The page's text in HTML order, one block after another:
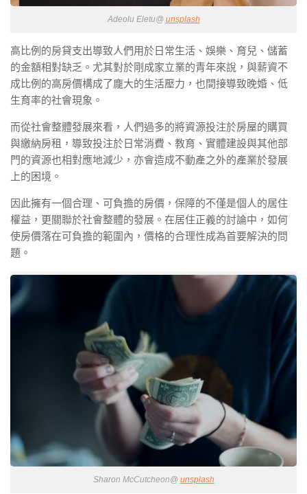
Adeolu Eletu@ unsplash
高比例的房貸支出導致人們用於日常生活、娛樂、育兒、儲蓄
的金額相對缺乏。尤其對於剛成家立業的青年來說，與薪資不
成比例的高房價構成了龐大的生活壓力，也間接導致晚婚、低
生育率的社會現象。
而從社會整體發展來看，人們過多的將資源投注於房屋的購買
與繳納房租，導致投注於日常消費、教育、實體建設與其他部
門的資源也相對應地減少，亦會造成不動產之外的產業於發展
上的困境。
因此擁有一個合理、可負擔的房價，保障的不僅是個人的居住
權益，更關聯於社會整體的發展。在居住正義的討論中，如何
使房價落在可負擔的範圍內，價格的合理性成為首要解決的問
題。
Sharon McCutcheon@ unsplash